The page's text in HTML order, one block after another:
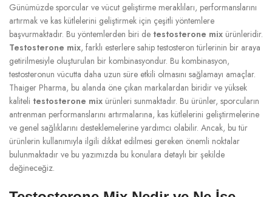
Günümüzde sporcular ve vücut geliştirme meraklıları, performanslarını
artırmak ve kas kütlelerini geliştirmek için çeşitli yöntemlere
başvurmaktadır. Bu yöntemlerden biri de testosterone mix ürünleridir.
Testosterone mix, farklı esterlere sahip testosteron türlerinin bir araya
getirilmesiyle oluşturulan bir kombinasyondur. Bu kombinasyon,
testosteronun vücutta daha uzun süre etkili olmasını sağlamayı amaçlar.
Thaiger Pharma, bu alanda öne çıkan markalardan biridir ve yüksek
kaliteli testosterone mix ürünleri sunmaktadır. Bu ürünler, sporcuların
antrenman performanslarını artırmalarına, kas kütlelerini geliştirmelerine
ve genel sağlıklarını desteklemelerine yardımcı olabilir. Ancak, bu tür
ürünlerin kullanımıyla ilgili dikkat edilmesi gereken önemli noktalar
bulunmaktadır ve bu yazımızda bu konulara detaylı bir şekilde
değineceğiz.